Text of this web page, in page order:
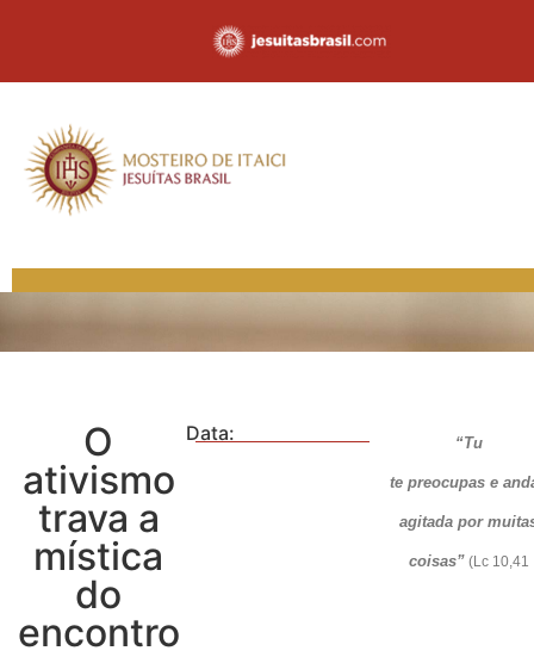
O
ativismo
trava a
mística
do
encontro
Data: “Tu
te preocupas e
agitada por
coisas”(Lc 10,41